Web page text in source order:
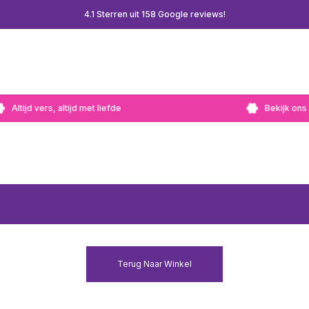
4.1 Sterren uit 158 Google reviews!
Altijd vers, altijd met liefde Bekijk
Terug Naar Winkel